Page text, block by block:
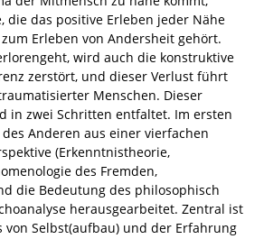
die das positive Erleben jeder Nähe
Erleben von Andersheit gehört.
wird auch die konstruktive
zerstört, und dieser Verlust führt
Menschen. Dieser
in zwei Schritten entfaltet. Im ersten
Anderen aus einer vierfachen
(Erkenntnistheorie,
des Fremden,
die Bedeutung des philosophisch
herausgearbeitet. Zentral ist
von Selbst(aufbau) und der Erfahrung